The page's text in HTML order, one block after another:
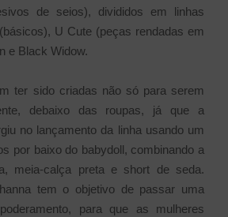
de seios), divididos em linhas
U Cute (peças rendadas em
e Black Widow.
ter sido criadas não só para serem
debaixo das roupas, já que a
no lançamento da linha usando um
por baixo do babydoll, combinando a
meia-calça preta e short de seda.
tem o objetivo de passar uma
para que as mulheres